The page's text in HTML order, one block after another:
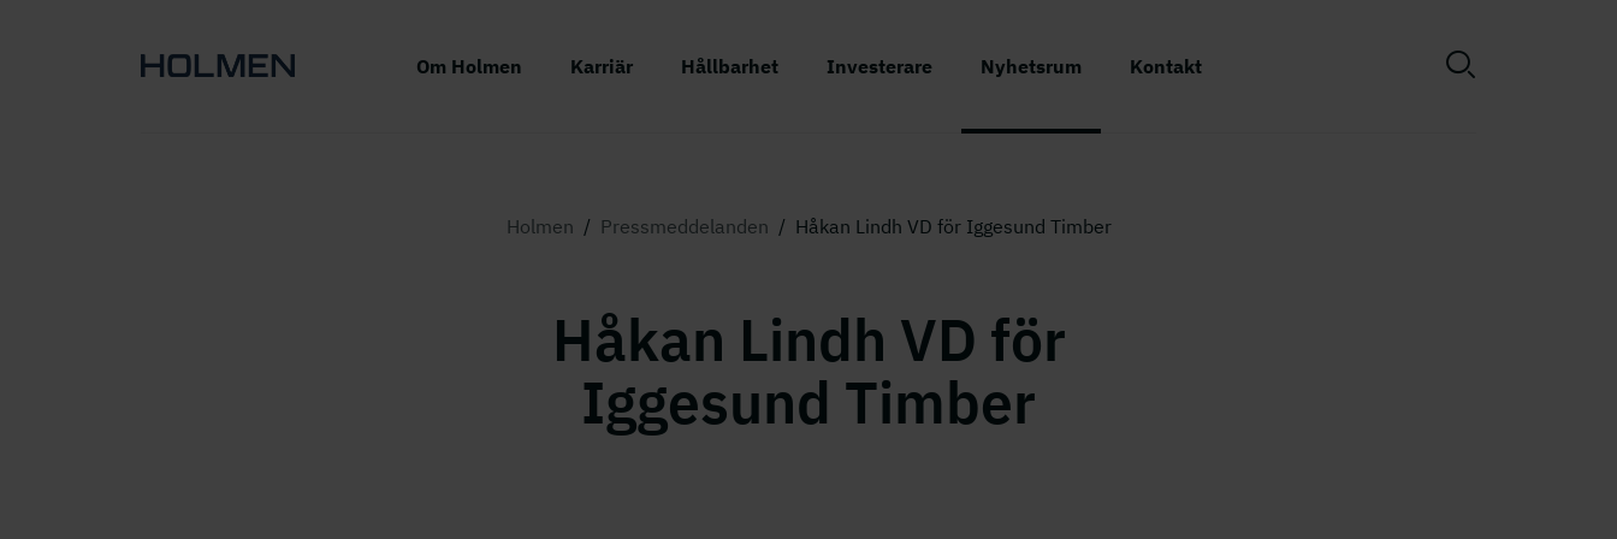
Om Holmen Karriär Hållbarhet Investerare Nyhetsrum Kontakt
Holmen / Pressmeddelanden / Håkan Lindh VD för Iggesund Timber
Håkan Lindh VD för
Iggesund Timber